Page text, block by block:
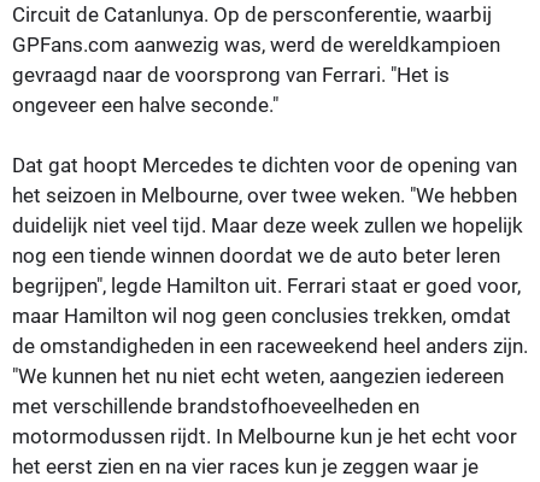
Circuit de Catanlunya. Op de persconferentie, waarbij
GPFans.com aanwezig was, werd de wereldkampioen
gevraagd naar de voorsprong van Ferrari. "Het is
ongeveer een halve seconde."
Dat gat hoopt Mercedes te dichten voor de opening van
het seizoen in Melbourne, over twee weken. "We hebben
duidelijk niet veel tijd. Maar deze week zullen we hopelijk
nog een tiende winnen doordat we de auto beter leren
begrijpen", legde Hamilton uit. Ferrari staat er goed voor,
maar Hamilton wil nog geen conclusies trekken, omdat
de omstandigheden in een raceweekend heel anders zijn.
"We kunnen het nu niet echt weten, aangezien iedereen
met verschillende brandstofhoeveelheden en
motormodussen rijdt. In Melbourne kun je het echt voor
het eerst zien en na vier races kun je zeggen waar je